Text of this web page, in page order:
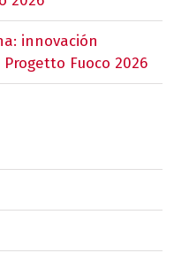
innovación
Fuoco 2026